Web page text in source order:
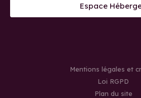
Espace
Mentions légales et
Loi RGPD
Plan du site